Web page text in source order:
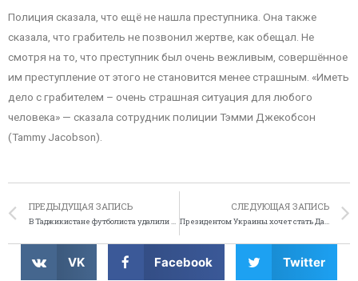
Полиция сказала, что ещё не нашла преступника. Она также
сказала, что грабитель не позвонил жертве, как обещал. Не
смотря на то, что преступник был очень вежливым, совершённое
им преступление от этого не становится менее страшным. «Иметь
дело с грабителем – очень страшная ситуация для любого
человека» — сказала сотрудник полиции Тэмми Джекобсон
(Tammy Jacobson).
ПРЕДЫДУЩАЯ ЗАПИСЬ СЛЕДУЮЩАЯ ЗАПИСЬ
VK Facebook Twitter